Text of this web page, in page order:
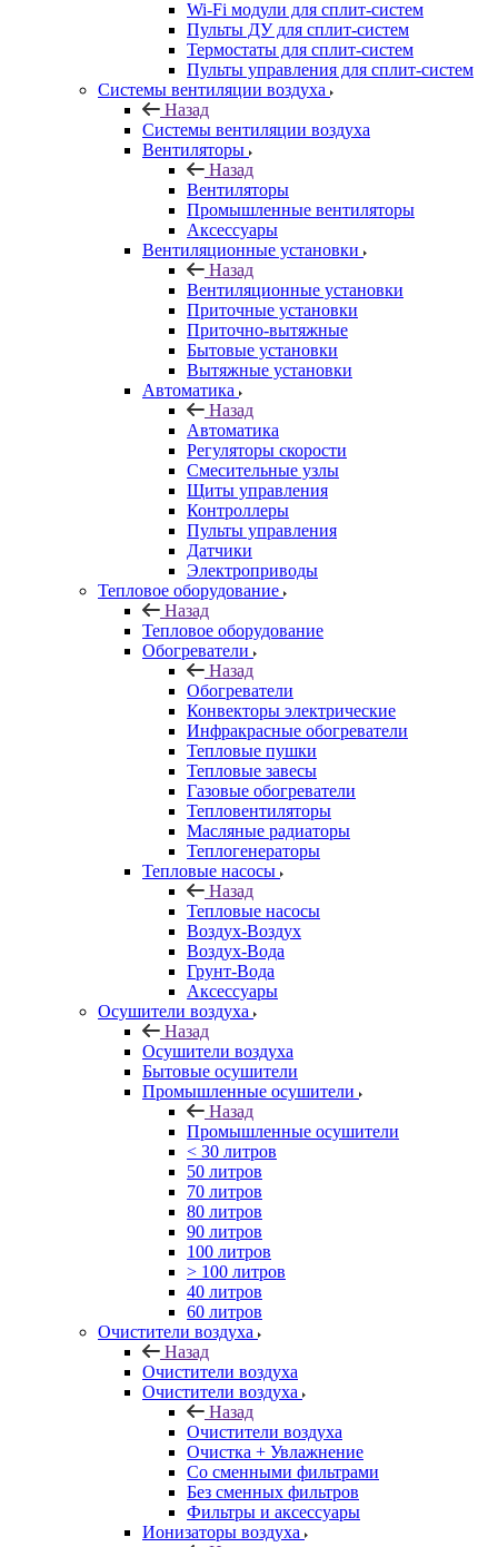
Wi-Fi модули для сплит-систем
Пульты ДУ для сплит-систем
Термостаты для сплит-систем
Пульты управления для сплит-систем
Системы вентиляции воздуха
Назад
Системы вентиляции воздуха
Вентиляторы
Назад
Вентиляторы
Промышленные вентиляторы
Аксессуары
Вентиляционные установки
Назад
Вентиляционные установки
Приточные установки
Приточно-вытяжные
Бытовые установки
Вытяжные установки
Автоматика
Назад
Автоматика
Регуляторы скорости
Смесительные узлы
Щиты управления
Контроллеры
Пульты управления
Датчики
Электроприводы
Тепловое оборудование
Назад
Тепловое оборудование
Обогреватели
Назад
Обогреватели
Конвекторы электрические
Инфракрасные обогреватели
Тепловые пушки
Тепловые завесы
Газовые обогреватели
Тепловентиляторы
Масляные радиаторы
Теплогенераторы
Тепловые насосы
Назад
Тепловые насосы
Воздух-Воздух
Воздух-Вода
Грунт-Вода
Аксессуары
Осушители воздуха
Назад
Осушители воздуха
Бытовые осушители
Промышленные осушители
Назад
Промышленные осушители
< 30 литров
50 литров
70 литров
80 литров
90 литров
100 литров
> 100 литров
40 литров
60 литров
Очистители воздуха
Назад
Очистители воздуха
Очистители воздуха
Назад
Очистители воздуха
Очистка + Увлажнение
Cо сменными фильтрами
Без сменных фильтров
Фильтры и аксессуары
Ионизаторы воздуха